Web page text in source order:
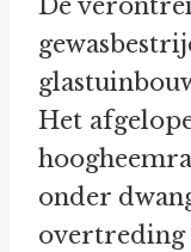
De
Het
onder
overtreding